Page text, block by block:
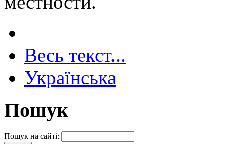
Весь текст...
Українська
Пошук
Пошук на сайті: